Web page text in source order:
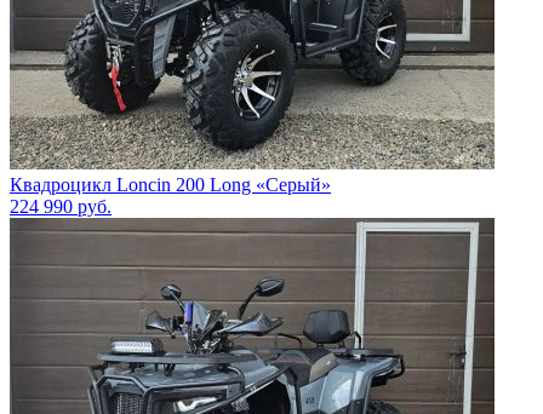
Квадроцикл Loncin 200 Long «Серый»
224 990 руб.